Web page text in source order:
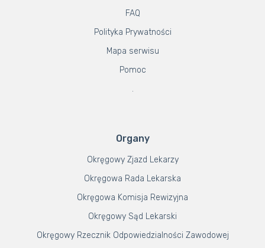
FAQ
Polityka Prywatności
Mapa serwisu
Pomoc
.
Organy
Okręgowy Zjazd Lekarzy
Okręgowa Rada Lekarska
Okręgowa Komisja Rewizyjna
Okręgowy Sąd Lekarski
Okręgowy Rzecznik Odpowiedzialności Zawodowej